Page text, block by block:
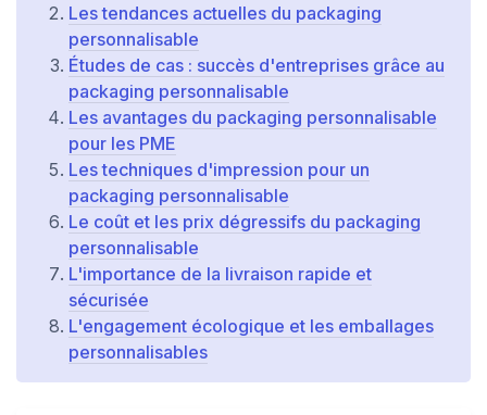
Les tendances actuelles du packaging
personnalisable
Études de cas : succès d'entreprises grâce au
packaging personnalisable
Les avantages du packaging personnalisable
pour les PME
Les techniques d'impression pour un
packaging personnalisable
Le coût et les prix dégressifs du packaging
personnalisable
L'importance de la livraison rapide et
sécurisée
L'engagement écologique et les emballages
personnalisables